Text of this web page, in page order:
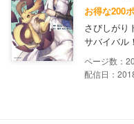
お得な200
さびしがり
サバイバル！
配信日：